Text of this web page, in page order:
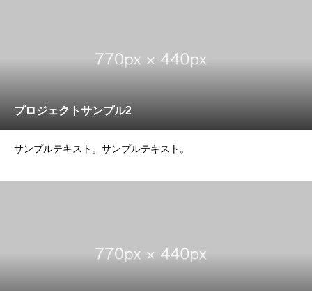
プロジェクトサンプル2
サンプルテキスト。サンプルテキスト。